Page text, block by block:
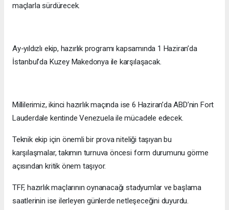
maçlarla sürdürecek.
Ay-yıldızlı ekip, hazırlık programı kapsamında 1 Haziran’da
İstanbul’da Kuzey Makedonya ile karşılaşacak.
Millilerimiz, ikinci hazırlık maçında ise 6 Haziran’da ABD’nin Fort
Lauderdale kentinde Venezuela ile mücadele edecek.
Teknik ekip için önemli bir prova niteliği taşıyan bu
karşılaşmalar, takımın turnuva öncesi form durumunu görme
açısından kritik önem taşıyor.
TFF, hazırlık maçlarının oynanacağı stadyumlar ve başlama
saatlerinin ise ilerleyen günlerde netleşeceğini duyurdu.